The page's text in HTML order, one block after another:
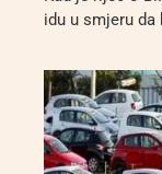
idu u smjeru da